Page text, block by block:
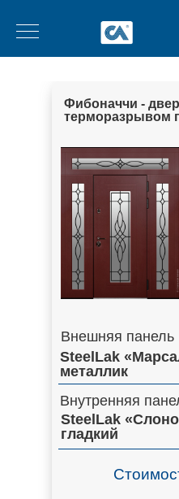
Фибоначчи -
терморазрывом
Внешняя панель
Внутренняя
SteelLak
металлик
SteelLak
гладкий